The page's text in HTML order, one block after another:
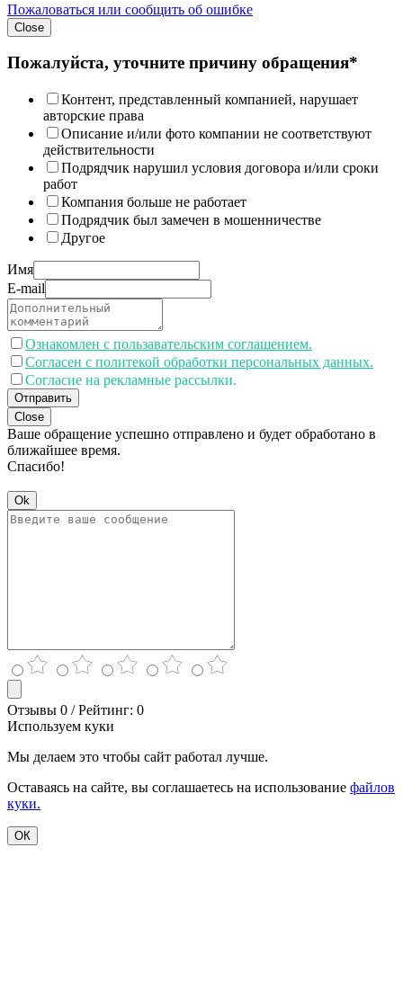
Пожаловаться или сообщить об ошибке
Close
Пожалуйста, уточните причину обращения*
Контент, представленный компанией, нарушает
авторские права
Описание и/или фото компании не соответствуют
действительности
Подрядчик нарушил условия договора и/или сроки
работ
Компания больше не работает
Подрядчик был замечен в мошенничестве
Другое
Имя
E-mail
Ознакомлен с пользавательским соглашением.
Согласен с политекой обработки персональных данных.
Согласие на рекламные рассылки.
Отправить
Close
Ваше обращение успешно отправлено и будет обработано в
ближайшее время.
Спасибо!
Ok
Отзывы 0 / Рейтинг: 0
Используем куки
Мы делаем это чтобы сайт работал лучше.
Оставаясь на сайте, вы соглашаетесь на использование файлов
куки.
ОК